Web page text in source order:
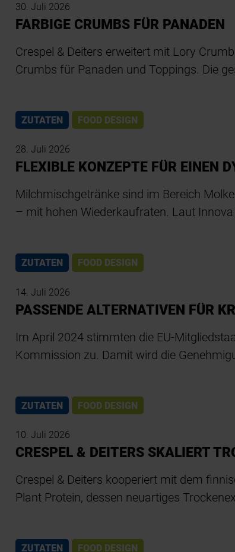
30. Juli 2026
FARBIGE CRUMBS FÜR PANADEN
Crespel & Deiters erweitert mit Lory
Crumbs für Panaden und Toppings. Die
ZUTATEN FOOD DESIGN
28. Juli 2026
FLEXIBLE KONZEPTE FÜR EINEN
Milchmischgetränke sind im Bereich
– mit hohen Wiederkaufraten. Laut
ZUTATEN FOOD DESIGN
14. Juli 2026
PASSENDE ALTERNATIVEN FÜR
Im April 2024 stimmten die EU-
Kommission zu. Damit wird die
ZUTATEN FOOD DESIGN
10. Juli 2026
CRESPEL & DEITERS SKALIERT
Crespel & Deiters kooperiert mit dem
Plant Protein, dessen neuartiges
ZUTATEN FOOD DESIGN